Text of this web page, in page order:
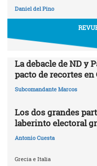
Daniel del Pino
La debacle de ND y
pacto de recortes en
Subcomandante Marcos
Los dos grandes
laberinto electoral
Antonio Cuesta
Grecia e Italia